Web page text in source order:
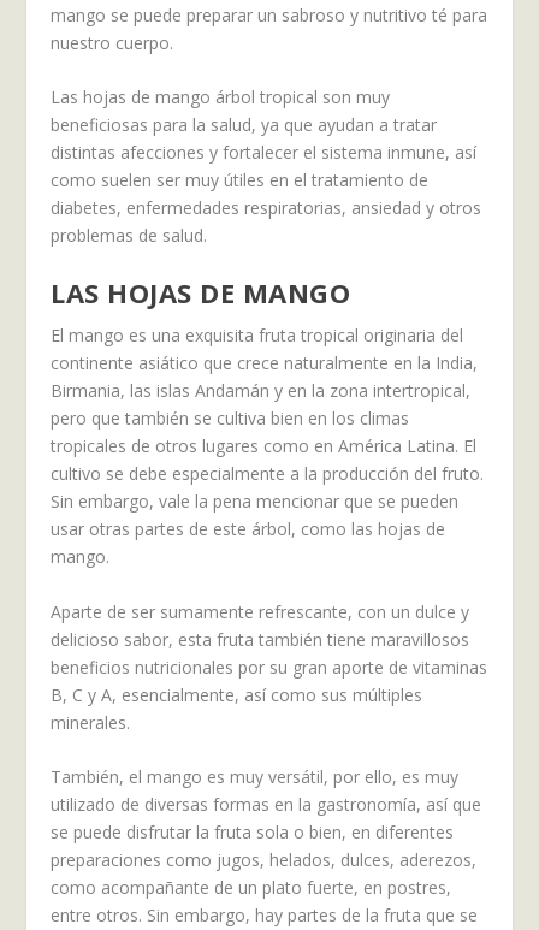
mango se puede preparar un sabroso y nutritivo té para
nuestro cuerpo.
Las hojas de mango árbol tropical son muy
beneficiosas para la salud, ya que ayudan a tratar
distintas afecciones y fortalecer el sistema inmune, así
como suelen ser muy útiles en el tratamiento de
diabetes, enfermedades respiratorias, ansiedad y otros
problemas de salud.
LAS HOJAS DE MANGO
El mango es una exquisita fruta tropical originaria del
continente asiático que crece naturalmente en la India,
Birmania, las islas Andamán y en la zona intertropical,
pero que también se cultiva bien en los climas
tropicales de otros lugares como en América Latina. El
cultivo se debe especialmente a la producción del fruto.
Sin embargo, vale la pena mencionar que se pueden
usar otras partes de este árbol, como las hojas de
mango.
Aparte de ser sumamente refrescante, con un dulce y
delicioso sabor, esta fruta también tiene maravillosos
beneficios nutricionales por su gran aporte de vitaminas
B, C y A, esencialmente, así como sus múltiples
minerales.
También, el mango es muy versátil, por ello, es muy
utilizado de diversas formas en la gastronomía, así que
se puede disfrutar la fruta sola o bien, en diferentes
preparaciones como jugos, helados, dulces, aderezos,
como acompañante de un plato fuerte, en postres,
entre otros. Sin embargo, hay partes de la fruta que se